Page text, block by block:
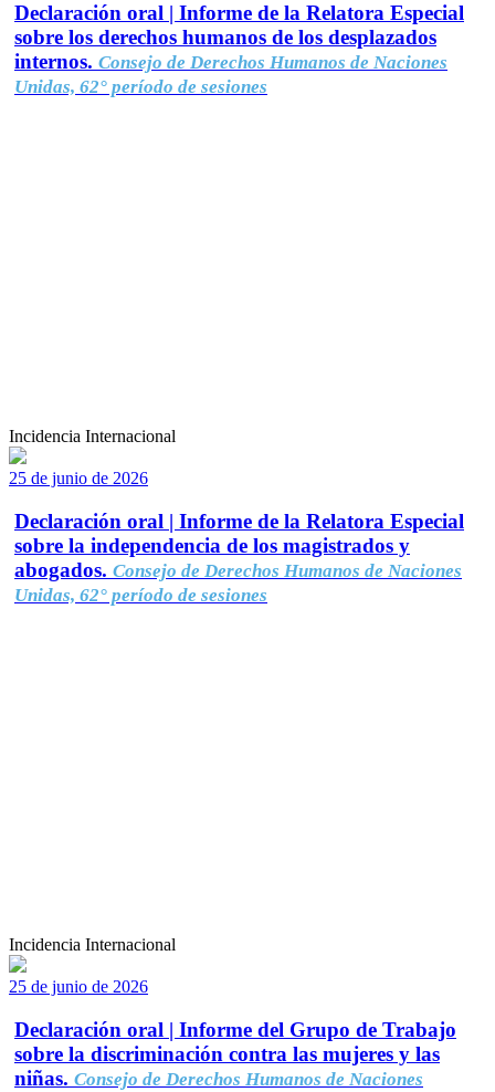
Declaración oral | Informe de la Relatora Especial
sobre los derechos humanos de los desplazados
internos. Consejo de Derechos Humanos de Naciones
Unidas, 62° período de sesiones
Incidencia Internacional
25 de junio de 2026
Declaración oral | Informe de la Relatora Especial
sobre la independencia de los magistrados y
abogados. Consejo de Derechos Humanos de Naciones
Unidas, 62° período de sesiones
Incidencia Internacional
25 de junio de 2026
Declaración oral | Informe del Grupo de Trabajo
sobre la discriminación contra las mujeres y las
niñas. Consejo de Derechos Humanos de Naciones